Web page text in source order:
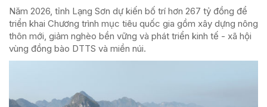
Năm 2026, tỉnh Lạng Sơn dự kiến bố trí hơn 267 tỷ đồng để
triển khai Chương trình mục tiêu quốc gia gồm xây dựng nông
thôn mới, giảm nghèo bền vững và phát triển kinh tế - xã hội
vùng đồng bào DTTS và miền núi.